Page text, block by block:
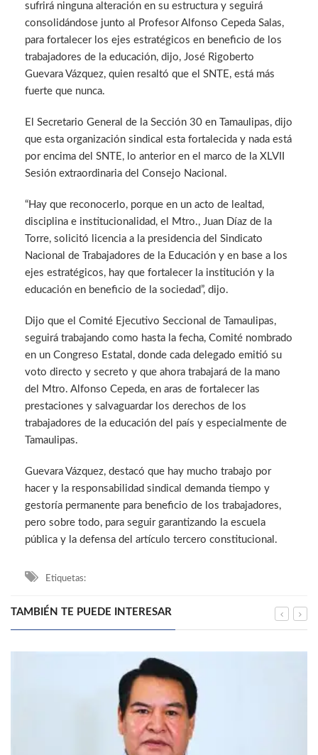
sufrirá ninguna alteración en su estructura y seguirá
consolidándose junto al Profesor Alfonso Cepeda Salas,
para fortalecer los ejes estratégicos en beneficio de los
trabajadores de la educación, dijo, José Rigoberto
Guevara Vázquez, quien resaltó que el SNTE, está más
fuerte que nunca.
El Secretario General de la Sección 30 en Tamaulipas, dijo
que esta organización sindical esta fortalecida y nada está
por encima del SNTE, lo anterior en el marco de la XLVII
Sesión extraordinaria del Consejo Nacional.
“Hay que reconocerlo, porque en un acto de lealtad,
disciplina e institucionalidad, el Mtro., Juan Díaz de la
Torre, solicitó licencia a la presidencia del Sindicato
Nacional de Trabajadores de la Educación y en base a los
ejes estratégicos, hay que fortalecer la institución y la
educación en beneficio de la sociedad”, dijo.
Dijo que el Comité Ejecutivo Seccional de Tamaulipas,
seguirá trabajando como hasta la fecha, Comité nombrado
en un Congreso Estatal, donde cada delegado emitió su
voto directo y secreto y que ahora trabajará de la mano
del Mtro. Alfonso Cepeda, en aras de fortalecer las
prestaciones y salvaguardar los derechos de los
trabajadores de la educación del país y especialmente de
Tamaulipas.
Guevara Vázquez, destacó que hay mucho trabajo por
hacer y la responsabilidad sindical demanda tiempo y
gestoría permanente para beneficio de los trabajadores,
pero sobre todo, para seguir garantizando la escuela
pública y la defensa del artículo tercero constitucional.
Etiquetas:
TAMBIÉN TE PUEDE INTERESAR